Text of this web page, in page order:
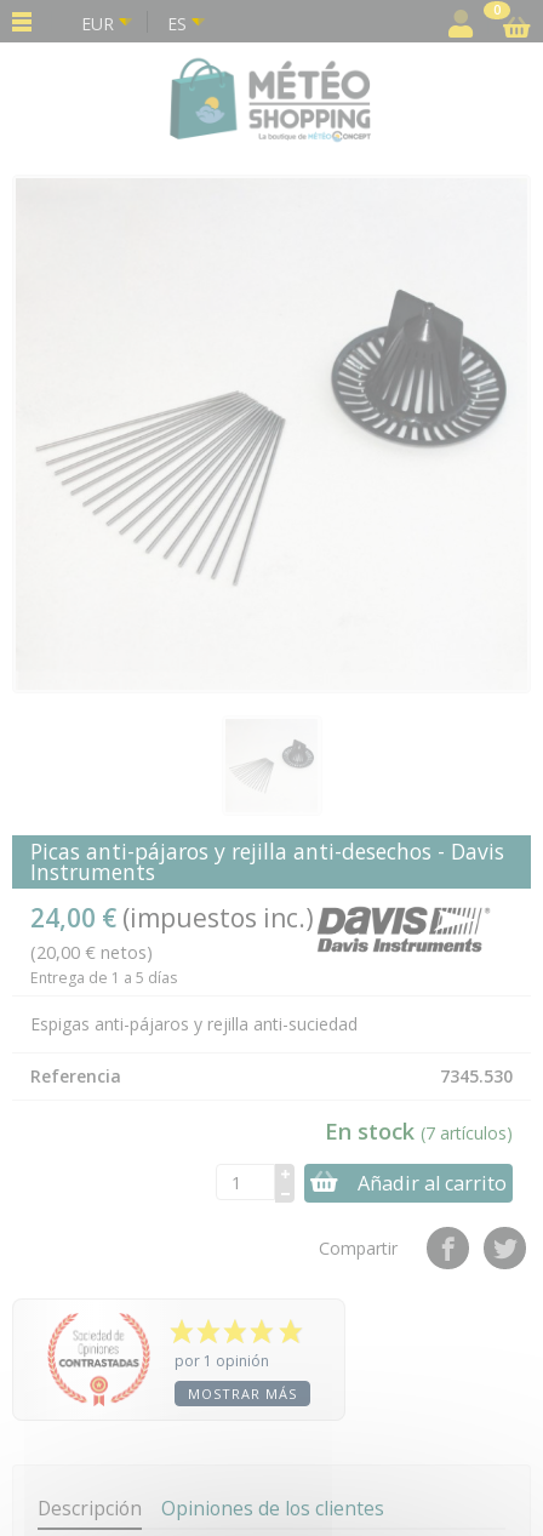
EUR ES
0
Picas anti-pájaros y rejilla anti-desechos - Davis
Instruments
24,00 € (impuestos inc.)
(20,00 € netos)
Entrega de 1 a 5 días
Espigas anti-pájaros y rejilla anti-suciedad
Referencia 7345.530
En stock (7 artículos)
Añadir al carrito
Compartir
por 1 opinión
MOSTRAR MÁS
Descripción Opiniones de los clientes
Panel de gestión de cookies